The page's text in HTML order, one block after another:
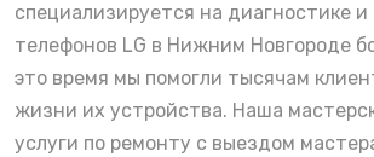
специализируется на диагностике
телефонов LG в Нижним Новгороде
это время мы помогли тысячам
жизни их устройства. Наша
услуги по ремонту с выездом